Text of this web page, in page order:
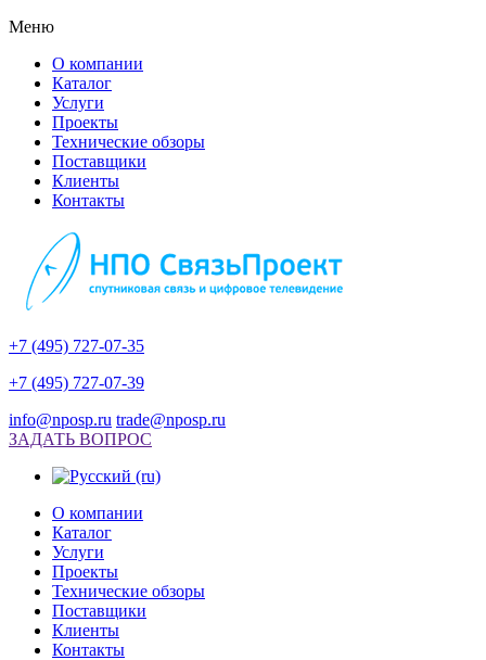
Меню
О компании
Каталог
Услуги
Проекты
Технические обзоры
Поставщики
Клиенты
Контакты
+7 (495) 727-07-35
+7 (495) 727-07-39
info@nposp.ru trade@nposp.ru
ЗАДАТЬ ВОПРОС
О компании
Каталог
Услуги
Проекты
Технические обзоры
Поставщики
Клиенты
Контакты